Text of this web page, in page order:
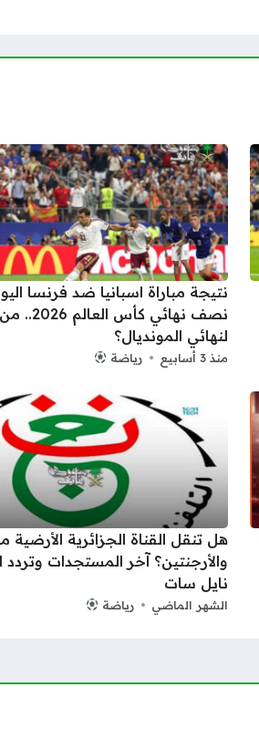
نتيجة مباراة اسبانيا ضد فرنسا
نصف نهائي
لنهائي المونديال؟
منذ 3 أسابيع رياضة
هل تنقل القناة الجزائرية الأرضية
والأرجنتين؟ آخر المستجدات وتردد
نايل سات
الشهر الماضي رياضة